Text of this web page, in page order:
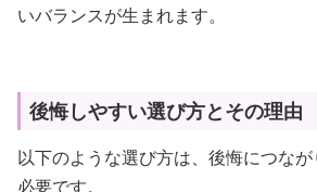
いバランスが生まれます。
後悔しやすい選び方とその理由
以下のような選び方は、後悔につな
必要です。